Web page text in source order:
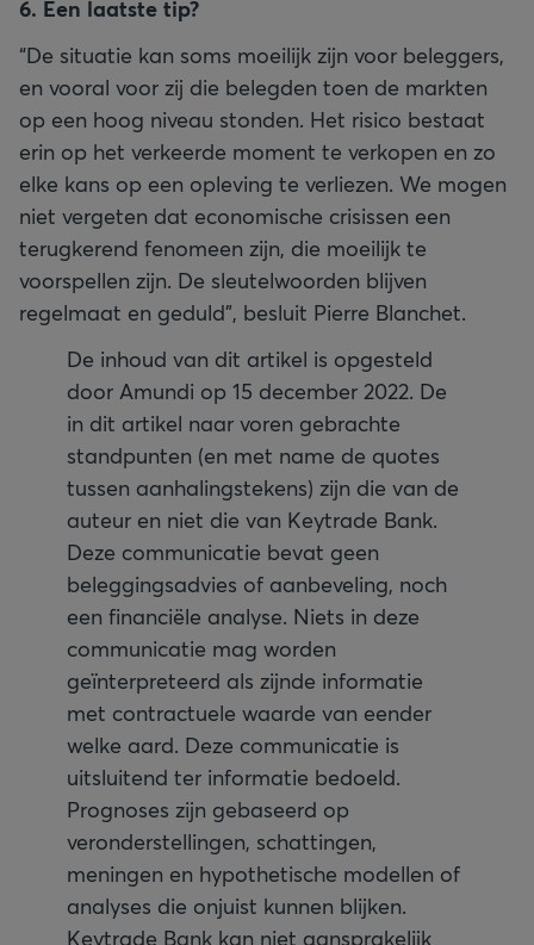
6. Een laatste tip?
“De situatie kan soms moeilijk zijn voor beleggers,
en vooral voor zij die belegden toen de markten
op een hoog niveau stonden. Het risico bestaat
erin op het verkeerde moment te verkopen en zo
elke kans op een opleving te verliezen. We mogen
niet vergeten dat economische crisissen een
terugkerend fenomeen zijn, die moeilijk te
voorspellen zijn. De sleutelwoorden blijven
regelmaat en geduld”, besluit Pierre Blanchet.
De inhoud van dit artikel is opgesteld
door Amundi op 15 december 2022. De
in dit artikel naar voren gebrachte
standpunten (en met name de quotes
tussen aanhalingstekens) zijn die van de
auteur en niet die van Keytrade Bank.
Deze communicatie bevat geen
beleggingsadvies of aanbeveling, noch
een financiële analyse. Niets in deze
communicatie mag worden
geïnterpreteerd als zijnde informatie
met contractuele waarde van eender
welke aard. Deze communicatie is
uitsluitend ter informatie bedoeld.
Prognoses zijn gebaseerd op
veronderstellingen, schattingen,
meningen en hypothetische modellen of
analyses die onjuist kunnen blijken.
Keytrade Bank kan niet aansprakelijk